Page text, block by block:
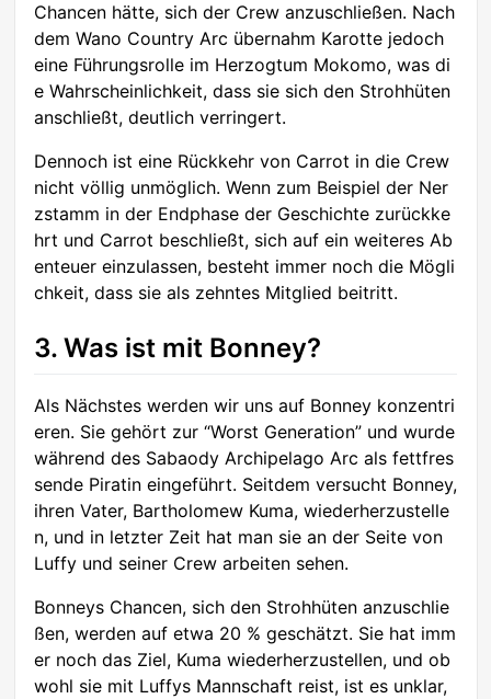
Chancen hätte, sich der Crew anzuschließen. Nach
dem Wano Country Arc übernahm Karotte jedoch
eine Führungsrolle im Herzogtum Mokomo, was di
e Wahrscheinlichkeit, dass sie sich den Strohhüten
anschließt, deutlich verringert.
Dennoch ist eine Rückkehr von Carrot in die Crew
nicht völlig unmöglich. Wenn zum Beispiel der Ner
zstamm in der Endphase der Geschichte zurückke
hrt und Carrot beschließt, sich auf ein weiteres Ab
enteuer einzulassen, besteht immer noch die Mögli
chkeit, dass sie als zehntes Mitglied beitritt.
3. Was ist mit Bonney?
Als Nächstes werden wir uns auf Bonney konzentri
eren. Sie gehört zur “Worst Generation” und wurde
während des Sabaody Archipelago Arc als fettfres
sende Piratin eingeführt. Seitdem versucht Bonney,
ihren Vater, Bartholomew Kuma, wiederherzustelle
n, und in letzter Zeit hat man sie an der Seite von
Luffy und seiner Crew arbeiten sehen.
Bonneys Chancen, sich den Strohhüten anzuschlie
ßen, werden auf etwa 20 % geschätzt. Sie hat imm
er noch das Ziel, Kuma wiederherzustellen, und ob
wohl sie mit Luffys Mannschaft reist, ist es unklar,